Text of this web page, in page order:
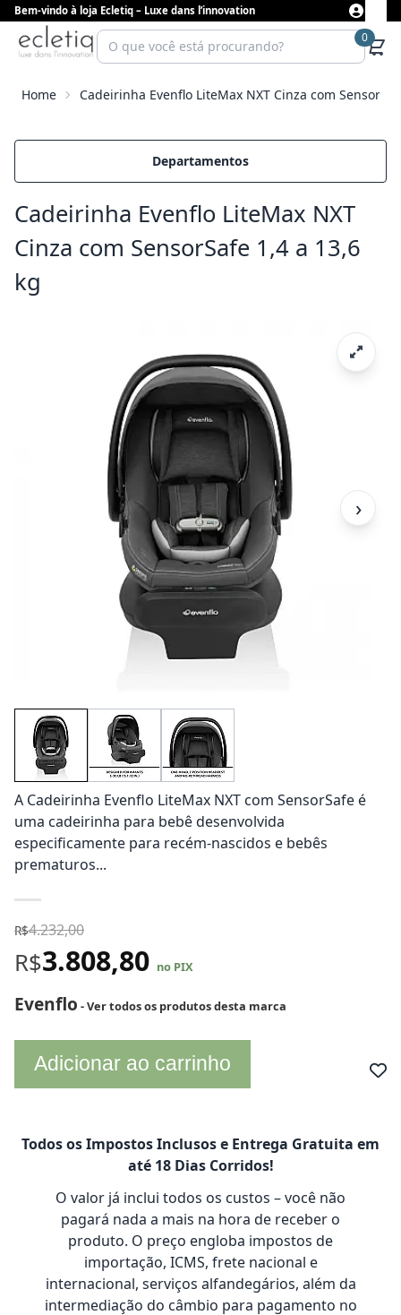
Bem-vindo à loja Ecletiq – Luxe dans l’innovation
0
Home Cadeirinha Evenflo LiteMax NXT Cinza com
Departamentos
Cadeirinha Evenflo LiteMax NXT
Cinza com SensorSafe 1,4 a 13,6
kg
›
A Cadeirinha Evenflo LiteMax NXT com SensorSafe é
uma cadeirinha para bebê desenvolvida
especificamente para recém-nascidos e bebês
prematuros...
R$4.232,00
R$3.808,80 no PIX
Evenflo - Ver todos os produtos desta marca
Adicionar ao carrinho
Todos os Impostos Inclusos e Entrega Gratuita em
até 18 Dias Corridos!
O valor já inclui todos os custos – você não
pagará nada a mais na hora de receber o
produto. O preço engloba impostos de
importação, ICMS, frete nacional e
internacional, serviços alfandegários, além da
intermediação do câmbio para pagamento no